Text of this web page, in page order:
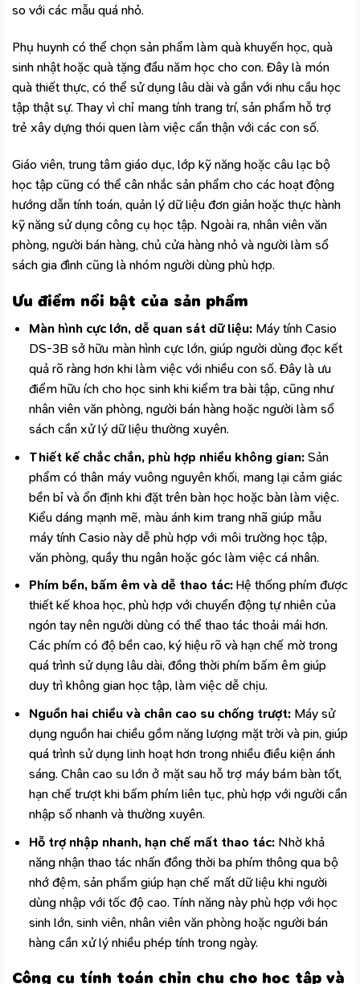
so với các mẫu quá nhỏ.
Phụ huynh có thể chọn sản phẩm làm quà khuyến học, quà
sinh nhật hoặc quà tặng đầu năm học cho con. Đây là món
quà thiết thực, có thể sử dụng lâu dài và gắn với nhu cầu học
tập thật sự. Thay vì chỉ mang tính trang trí, sản phẩm hỗ trợ
trẻ xây dựng thói quen làm việc cẩn thận với các con số.
Giáo viên, trung tâm giáo dục, lớp kỹ năng hoặc câu lạc bộ
học tập cũng có thể cân nhắc sản phẩm cho các hoạt động
hướng dẫn tính toán, quản lý dữ liệu đơn giản hoặc thực hành
kỹ năng sử dụng công cụ học tập. Ngoài ra, nhân viên văn
phòng, người bán hàng, chủ cửa hàng nhỏ và người làm sổ
sách gia đình cũng là nhóm người dùng phù hợp.
Ưu điểm nổi bật của sản phẩm
Màn hình cực lớn, dễ quan sát dữ liệu:Máy tính Casio
DS-3B sở hữu màn hình cực lớn, giúp người dùng đọc kết
quả rõ ràng hơn khi làm việc với nhiều con số. Đây là ưu
điểm hữu ích cho học sinh khi kiểm tra bài tập, cũng như
nhân viên văn phòng, người bán hàng hoặc người làm sổ
sách cần xử lý dữ liệu thường xuyên.
Thiết kế chắc chắn, phù hợp nhiều không gian:Sản
phẩm có thân máy vuông nguyên khối, mang lại cảm giác
bền bỉ và ổn định khi đặt trên bàn học hoặc bàn làm việc.
Kiểu dáng mạnh mẽ, màu ánh kim trang nhã giúp mẫu
máy tính Casionày dễ phù hợp với môi trường học tập,
văn phòng, quầy thu ngân hoặc góc làm việc cá nhân.
Phím bền, bấm êm và dễ thao tác:Hệ thống phím được
thiết kế khoa học, phù hợp với chuyển động tự nhiên của
ngón tay nên người dùng có thể thao tác thoải mái hơn.
Các phím có độ bền cao, ký hiệu rõ và hạn chế mờ trong
quá trình sử dụng lâu dài, đồng thời phím bấm êm giúp
duy trì không gian học tập, làm việc dễ chịu.
Nguồn hai chiều và chân cao su chống trượt:Máy sử
dụng nguồn hai chiều gồm năng lượng mặt trời và pin, giúp
quá trình sử dụng linh hoạt hơn trong nhiều điều kiện ánh
sáng. Chân cao su lớn ở mặt sau hỗ trợ máy bám bàn tốt,
hạn chế trượt khi bấm phím liên tục, phù hợp với người cần
nhập số nhanh và thường xuyên.
Hỗ trợ nhập nhanh, hạn chế mất thao tác:Nhờ khả
năng nhận thao tác nhấn đồng thời ba phím thông qua bộ
nhớ đệm, sản phẩm giúp hạn chế mất dữ liệu khi người
dùng nhập với tốc độ cao. Tính năng này phù hợp với học
sinh lớn, sinh viên, nhân viên văn phòng hoặc người bán
hàng cần xử lý nhiều phép tính trong ngày.
Công cụ tính toán chỉn chu cho học tập và